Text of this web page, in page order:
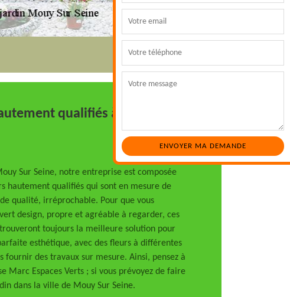
qualifiés à votre
Sur Seine, notre entreprise est composée
hautement qualifiés qui sont en mesure de
qualité, irréprochable. Pour que vous
design, propre et agréable à regarder, ces
toujours la meilleure solution pour
esthétique, avec des fleurs à différentes
fournir des travaux sur mesure. Ainsi, pensez à
Marc Espaces Verts ; si vous prévoyez de faire
dans la ville de Mouy Sur Seine.